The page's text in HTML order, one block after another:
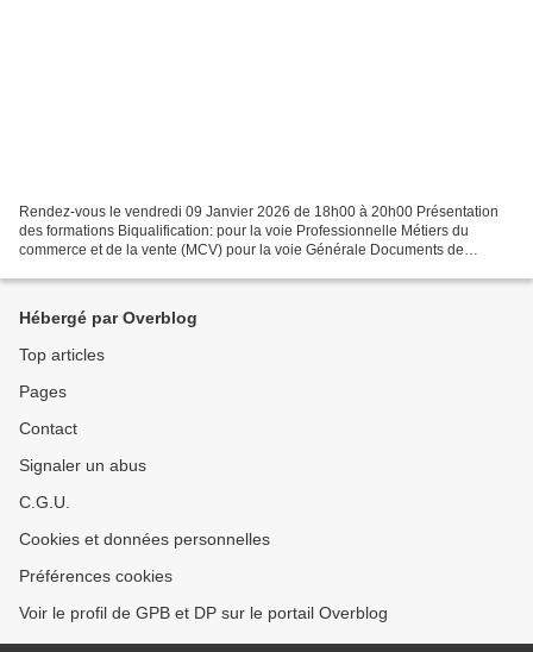
Rendez-vous le vendredi 09 Janvier 2026 de 18h00 à 20h00 Présentation
des formations Biqualification: pour la voie Professionnelle Métiers du
commerce et de la vente (MCV) pour la voie Générale Documents de
Hébergé par Overblog
Top articles
Pages
Contact
Signaler un abus
C.G.U.
Cookies et données personnelles
Préférences cookies
Voir le profil de GPB et DP sur le portail Overblog